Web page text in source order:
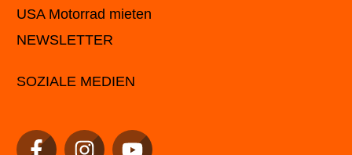
USA Motorrad mieten
NEWSLETTER
SOZIALE MEDIEN